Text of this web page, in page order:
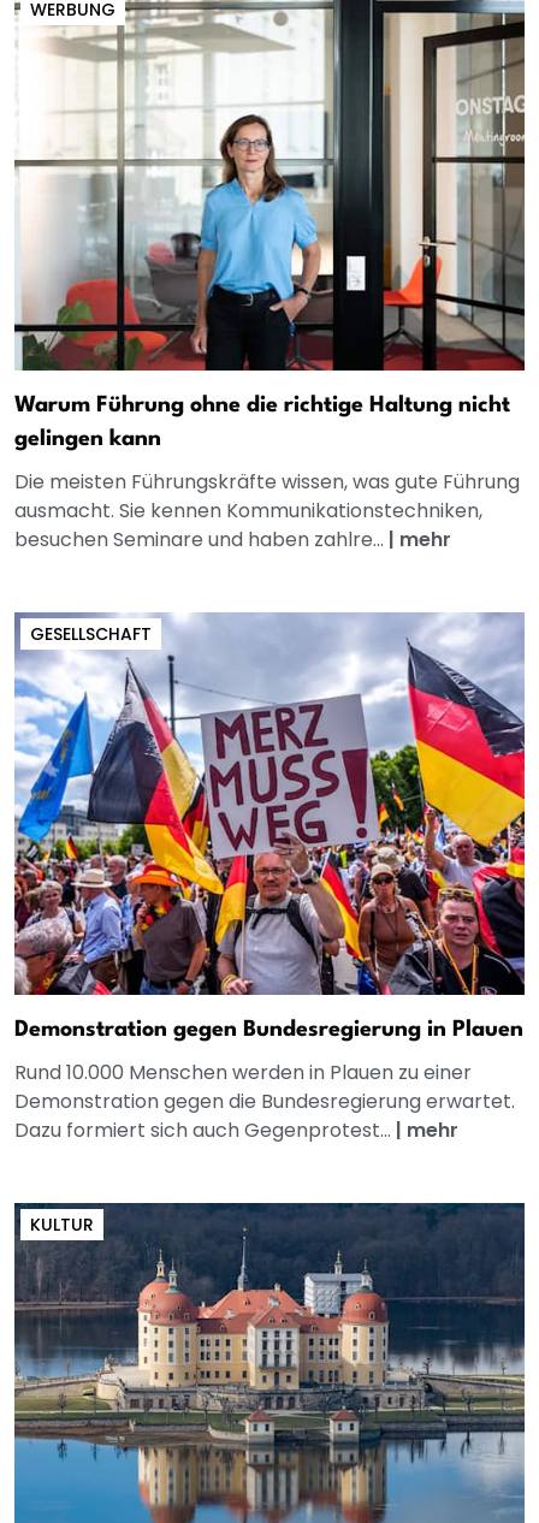
WERBUNG
Warum Führung ohne die richtige Haltung nicht
gelingen kann
Die meisten Führungskräfte wissen, was gute Führung
ausmacht. Sie kennen Kommunikationstechniken,
besuchen Seminare und haben zahlre... | mehr
GESELLSCHAFT
Demonstration gegen Bundesregierung in Plauen
Rund 10.000 Menschen werden in Plauen zu einer
Demonstration gegen die Bundesregierung erwartet.
Dazu formiert sich auch Gegenprotest... | mehr
KULTUR